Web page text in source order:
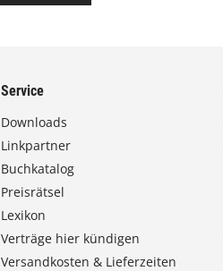
Service
Downloads
Linkpartner
Buchkatalog
Preisrätsel
Lexikon
Verträge hier kündigen
Versandkosten & Lieferzeiten